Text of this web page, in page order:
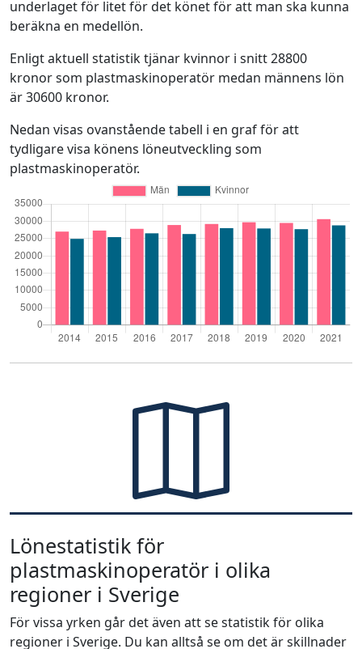
underlaget för litet för det könet för att man ska kunna
beräkna en medellön.
Enligt aktuell statistik tjänar kvinnor i snitt 28800
kronor som plastmaskinoperatör medan männens lön
är 30600 kronor.
Nedan visas ovanstående tabell i en graf för att
tydligare visa könens löneutveckling som
plastmaskinoperatör.
Lönestatistik för
plastmaskinoperatör i olika
regioner i Sverige
För vissa yrken går det även att se statistik för olika
regioner i Sverige. Du kan alltså se om det är skillnader